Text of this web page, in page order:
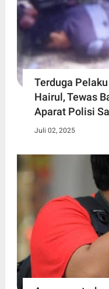
Terduga
Hairul, Tewas
Aparat Polisi
Juli 02, 2025